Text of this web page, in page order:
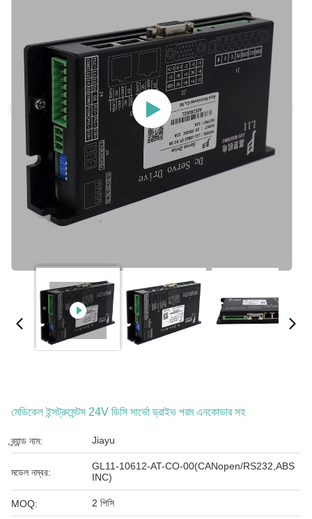
মেডিকেল ইন্সট্রুমেন্টস 24V ডিসি সার্ভো ড্রাইভ পরম এনকোডার সহ
ব্র্যান্ড নাম: Jiayu
মডেল নম্বর:
GL11-10612-AT-CO-00(CANopen/RS232,ABS
INC)
MOQ: 2 পিসি